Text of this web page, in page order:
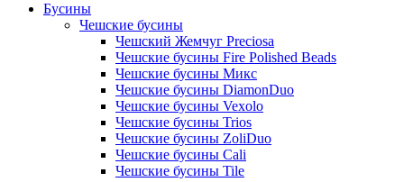
Бусины
Чешские бусины
Чешский Жемчуг Preciosa
Чешские бусины Fire Polished Beads
Чешские бусины Микс
Чешские бусины DiamonDuo
Чешские бусины Vexolo
Чешские бусины Trios
Чешские бусины ZoliDuo
Чешские бусины Cali
Чешские бусины Tile